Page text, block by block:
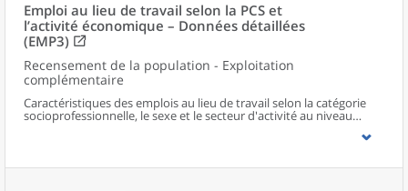
Emploi au lieu de travail selon la PCS et
l’activité économique – Données détaillées
(EMP3)
Recensement de la population - Exploitation
complémentaire
Caractéristiques des emplois au lieu de travail selon la catégorie
socioprofessionnelle, le sexe et le secteur d'activité au niveau
communal et supracommunal pour la France hors Mayotte.